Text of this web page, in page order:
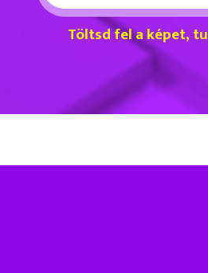
Töltsd fel a képet,